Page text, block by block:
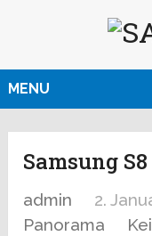
MENU
Samsung
admin 2.
Panorama